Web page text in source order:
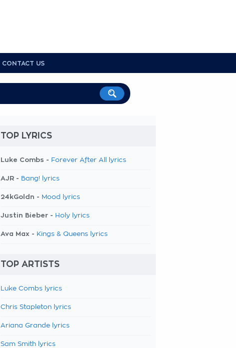
CONTACT US
TOP LYRICS
Luke Combs - Forever After All lyrics
AJR - Bang! lyrics
24kGoldn - Mood lyrics
Justin Bieber - Holy lyrics
Ava Max - Kings & Queens lyrics
TOP ARTISTS
Luke Combs lyrics
Chris Stapleton lyrics
Ariana Grande lyrics
Sam Smith lyrics